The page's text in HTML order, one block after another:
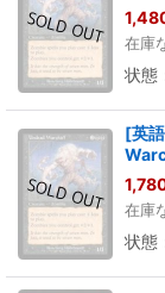
在庫
状態
[英
在庫
状態